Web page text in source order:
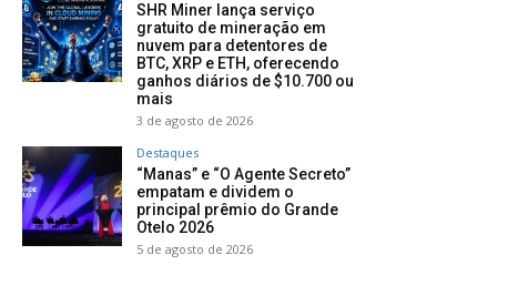
SHR Miner lança serviço
gratuito de mineração em
nuvem para detentores de
BTC, XRP e ETH, oferecendo
ganhos diários de $10.700 ou
mais
3 de agosto de 2026
Destaques
“Manas” e “O Agente Secreto”
empatam e dividem o
principal prêmio do Grande
Otelo 2026
5 de agosto de 2026